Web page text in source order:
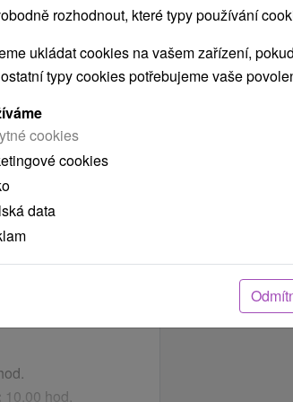
1x minerální
1x minerální
1x rašelinový
nepříznivého
na 1 hod.).
za polopenzi
postelemi,
s manželskou
10.00 hod.
rozhodnout, které typy používání
ukládat cookies na vašem zařízení,
typy cookies potřebujeme vaše
cookies
cookies
data